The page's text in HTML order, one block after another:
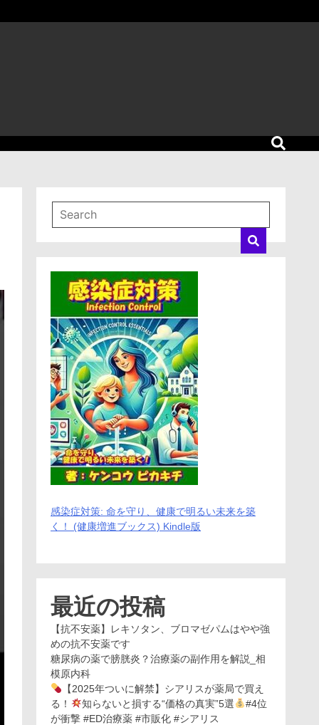
感染症対策: 命を守り、健康で明るい未来を築
く！ (健康増進ブックス) Kindle版
最近の投稿
【抗不安薬】レキソタン、ブロマゼパムはやや強
めの抗不安薬です
糖尿病の薬で膀胱炎？治療薬の副作用を解説_相
模原内科
【2025年ついに解禁】シアリスが薬局で買え
る！
知らないと損する“価格の真実”5選
#4位
が衝撃 #ED治療薬 #市販化 #シアリス